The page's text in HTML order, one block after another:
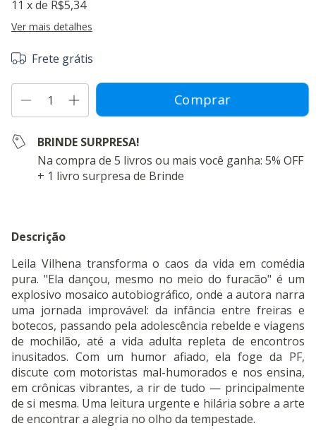
11 x de R$5,34
Ver mais detalhes
Frete grátis
BRINDE SURPRESA!
Na compra de 5 livros ou mais você ganha: 5% OFF
+ 1 livro surpresa de Brinde
Descrição
Leila Vilhena transforma o caos da vida em comédia
pura. "Ela dançou, mesmo no meio do furacão" é um
explosivo mosaico autobiográfico, onde a autora narra
uma jornada improvável: da infância entre freiras e
botecos, passando pela adolescência rebelde e viagens
de mochilão, até a vida adulta repleta de encontros
inusitados. Com um humor afiado, ela foge da PF,
discute com motoristas mal-humorados e nos ensina,
em crônicas vibrantes, a rir de tudo — principalmente
de si mesma. Uma leitura urgente e hilária sobre a arte
de encontrar a alegria no olho da tempestade.